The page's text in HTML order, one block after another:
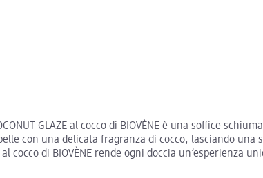
GLAZE al cocco di BIOVÈNE è una soffice
con una delicata fragranza di cocco, lasciando una
cocco di BIOVÈNE rende ogni doccia un’esperienza